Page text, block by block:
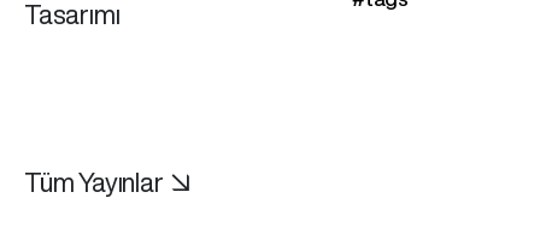
Tasarımı
Tüm Yayınlar ↘